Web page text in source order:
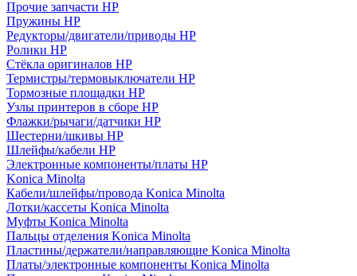
Прочие запчасти HP
Пружины HP
Редукторы/двигатели/приводы HP
Ролики HP
Стёкла оригиналов HP
Термистры/термовыключатели HP
Тормозные площадки HP
Узлы принтеров в сборе HP
Флажки/рычаги/датчики HP
Шестерни/шкивы HP
Шлейфы/кабели HP
Электронные компоненты/платы HP
Konica Minolta
Кабели/шлейфы/провода Konica Minolta
Лотки/кассеты Konica Minolta
Муфты Konica Minolta
Пальцы отделения Konica Minolta
Пластины/держатели/направляющие Konica Minolta
Платы/электронные компоненты Konica Minolta